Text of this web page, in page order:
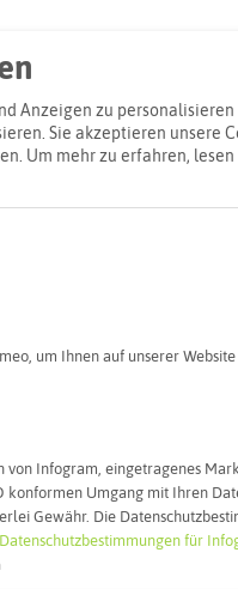
der Daten gemäß der
Anzeigen zu
Sie akzeptieren unsere
Um mehr zu erfahren,
um Ihnen auf unserer
Infogram, eingetragenes
konformen Umgang mit Ihren
Gewähr. Die
Datenschutzbestimmungen für